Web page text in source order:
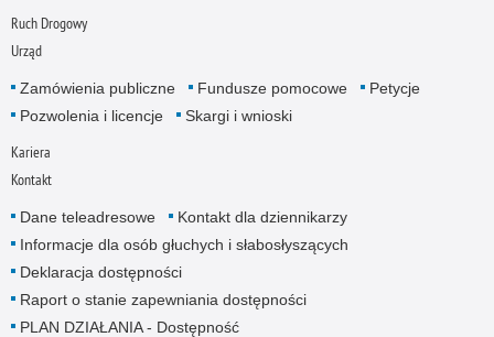
Ruch Drogowy
Urząd
Zamówienia publiczne Fundusze pomocowe
Petycje
Pozwolenia i licencje
Skargi i wnioski
Kariera
Kontakt
Dane teleadresowe
Kontakt dla dziennikarzy
Informacje dla osób głuchych i słabosłyszących
Deklaracja dostępności
Raport o stanie zapewniania dostępności
PLAN DZIAŁANIA - Dostępność